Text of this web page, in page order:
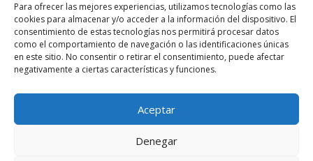
Para ofrecer las mejores experiencias, utilizamos tecnologías como las
cookies para almacenar y/o acceder a la información del dispositivo. El
consentimiento de estas tecnologías nos permitirá procesar datos
como el comportamiento de navegación o las identificaciones únicas
en este sitio. No consentir o retirar el consentimiento, puede afectar
negativamente a ciertas características y funciones.
Aceptar
Denegar
SÍGUENOS
Los derechos están reservados. 2026